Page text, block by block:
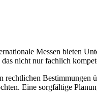
Messen bieten
das nicht nur fachlich
rechtlichen Bestimmungen
Eine sorgfältige